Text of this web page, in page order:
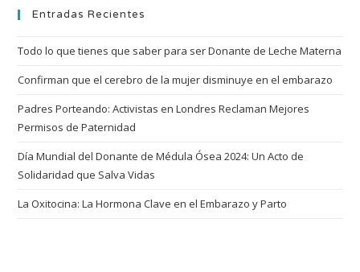
Entradas Recientes
Todo lo que tienes que saber para ser Donante de Leche Materna
Confirman que el cerebro de la mujer disminuye en el embarazo
Padres Porteando: Activistas en Londres Reclaman Mejores
Permisos de Paternidad
Día Mundial del Donante de Médula Ósea 2024: Un Acto de
Solidaridad que Salva Vidas
La Oxitocina: La Hormona Clave en el Embarazo y Parto